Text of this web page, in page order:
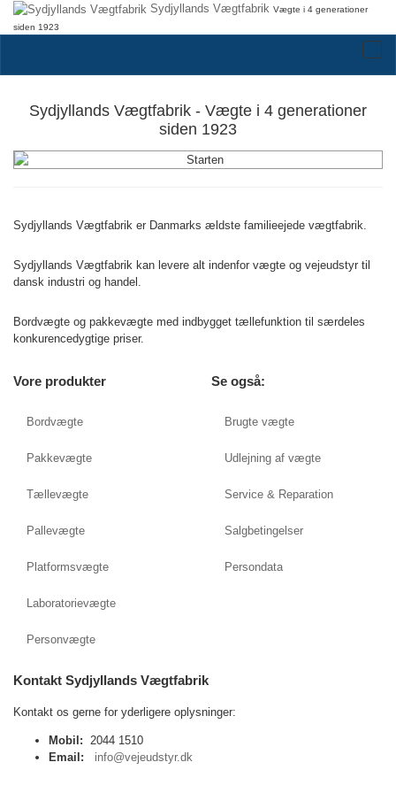
Sydjyllands Vægtfabrik Vægte i 4 generationer
siden 1923
Sydjyllands Vægtfabrik - Vægte i 4 generationer
siden 1923
Sydjyllands Vægtfabrik er Danmarks ældste familieejede vægtfabrik.
Sydjyllands Vægtfabrik kan levere alt indenfor vægte og vejeudstyr til
dansk industri og handel.
Bordvægte og pakkevægte med indbygget tællefunktion til særdeles
konkurencedygtige priser.
Vore produkter
Bordvægte
Pakkevægte
Tællevægte
Pallevægte
Platformsvægte
Laboratorievægte
Personvægte
Se også:
Brugte vægte
Udlejning af vægte
Service & Reparation
Salgbetingelser
Persondata
Kontakt Sydjyllands Vægtfabrik
Kontakt os gerne for yderligere oplysninger:
Mobil: 2044 1510
Email: info@vejeudstyr.dk